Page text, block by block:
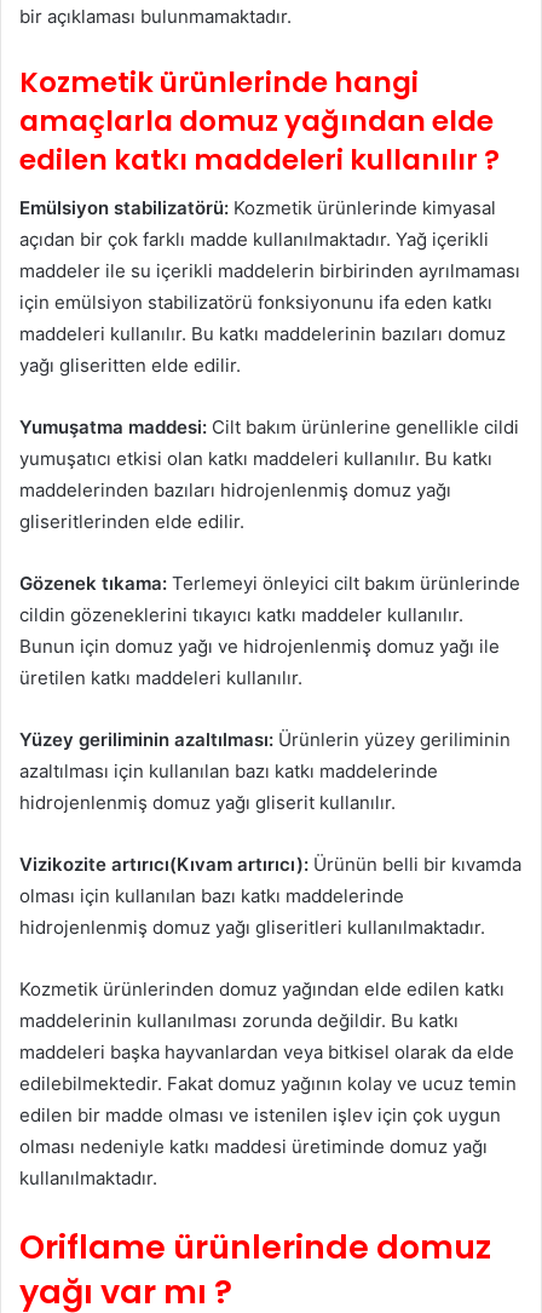
bir açıklaması bulunmamaktadır.
Kozmetik ürünlerinde hangi
amaçlarla domuz yağından elde
edilen katkı maddeleri kullanılır ?
Emülsiyon stabilizatörü: Kozmetik ürünlerinde kimyasal
açıdan bir çok farklı madde kullanılmaktadır. Yağ içerikli
maddeler ile su içerikli maddelerin birbirinden ayrılmaması
için emülsiyon stabilizatörü fonksiyonunu ifa eden katkı
maddeleri kullanılır. Bu katkı maddelerinin bazıları domuz
yağı gliseritten elde edilir.
Yumuşatma maddesi: Cilt bakım ürünlerine genellikle cildi
yumuşatıcı etkisi olan katkı maddeleri kullanılır. Bu katkı
maddelerinden bazıları hidrojenlenmiş domuz yağı
gliseritlerinden elde edilir.
Gözenek tıkama: Terlemeyi önleyici cilt bakım ürünlerinde
cildin gözeneklerini tıkayıcı katkı maddeler kullanılır.
Bunun için domuz yağı ve hidrojenlenmiş domuz yağı ile
üretilen katkı maddeleri kullanılır.
Yüzey geriliminin azaltılması: Ürünlerin yüzey geriliminin
azaltılması için kullanılan bazı katkı maddelerinde
hidrojenlenmiş domuz yağı gliserit kullanılır.
Vizikozite artırıcı(Kıvam artırıcı): Ürünün belli bir kıvamda
olması için kullanılan bazı katkı maddelerinde
hidrojenlenmiş domuz yağı gliseritleri kullanılmaktadır.
Kozmetik ürünlerinden domuz yağından elde edilen katkı
maddelerinin kullanılması zorunda değildir. Bu katkı
maddeleri başka hayvanlardan veya bitkisel olarak da elde
edilebilmektedir. Fakat domuz yağının kolay ve ucuz temin
edilen bir madde olması ve istenilen işlev için çok uygun
olması nedeniyle katkı maddesi üretiminde domuz yağı
kullanılmaktadır.
Oriflame ürünlerinde domuz
yağı var mı ?